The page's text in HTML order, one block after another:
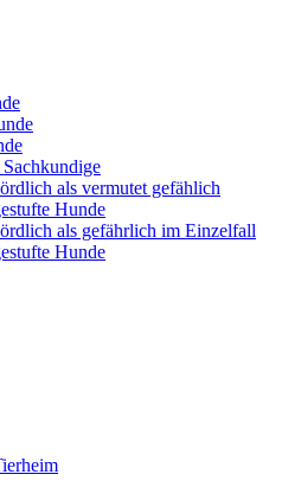
als vermutet gefählich
Hunde
als gefährlich im Einzelfall
Hunde